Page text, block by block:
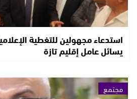
استدعاء مجهولين للتغطية
يسائل عامل إقليم تازة
مجتمع